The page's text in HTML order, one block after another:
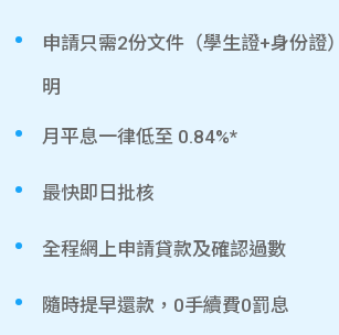
申請只需2份文件（學生證+身份證
明
月平息一律低至 0.84%*
最快即日批核
全程網上申請貸款及確認過數
隨時提早還款，0手續費0罰息